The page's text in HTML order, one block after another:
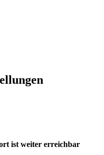
ist weiter erreichbar